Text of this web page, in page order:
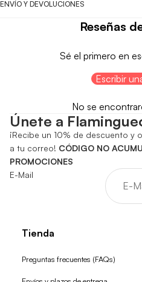
ENVÍO Y DEVOLUCIONES
Reseñas
Sé el primero en
Escribir
No se
Únete a
¡Recibe un 10% de descuento y
a tu correo! CÓDIGO NO
PROMOCIONES
E-Mail
Tienda
Preguntas frecuentes (FAQs)